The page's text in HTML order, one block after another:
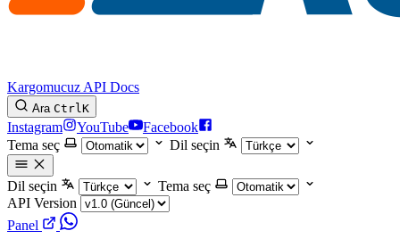
Kargomucuz API Docs
Ara CtrlK
Instagram YouTube
Facebook
Tema seç
Dil seçin
Dil seçin
Tema seç
API Version
Panel